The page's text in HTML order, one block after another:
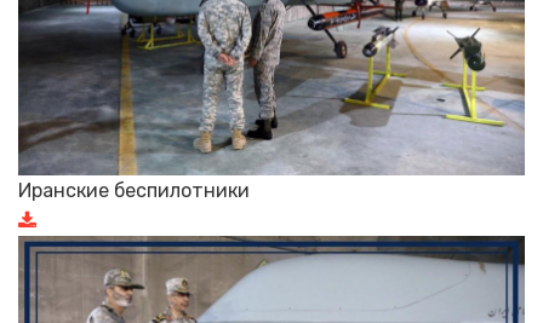
Иранские беспилотники